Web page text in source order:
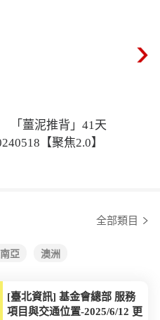
「薑泥推背」41天
【聚焦2.0】
全部類目
亞 澳洲
[臺北資訊] 基金會總部 服務
項目與交通位置-2025/6/12 更